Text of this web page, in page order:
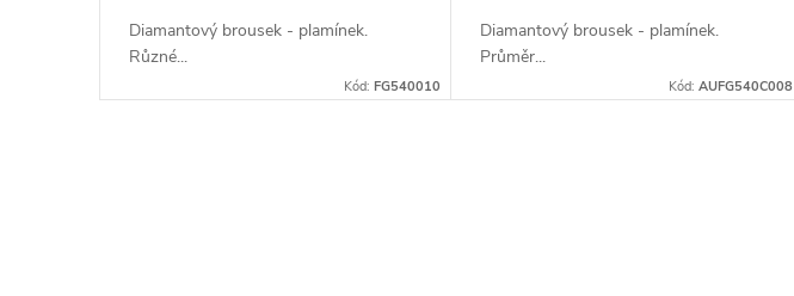
Diamantový brousek - plamínek.
Různé...
Kód:FG540010
Diamantový brousek - plamínek.
Průměr...
Kód: AUFG540C008